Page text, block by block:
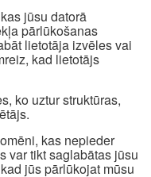
jūsu datorā
pārlūkošanas
lietotāja izvēles vai
kad lietotājs
ko uztur struktūras,
kas nepieder
var tikt saglabātas jūsu
jūs pārlūkojat mūsu